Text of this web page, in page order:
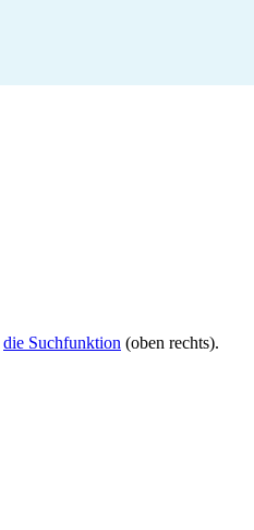
die Suchfunktion (oben rechts).